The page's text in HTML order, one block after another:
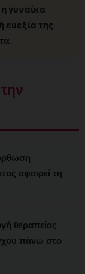
γυναίκα
ευεξία της
αφαιρεί τη
θεραπείας
πάνω στο